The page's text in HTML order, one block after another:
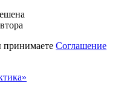
принимаете Соглашение